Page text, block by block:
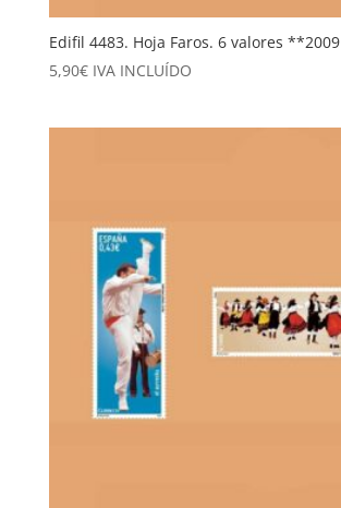
Edifil 4483. Hoja Faros. 6 valores **2009
5,90€ IVA INCLUÍDO